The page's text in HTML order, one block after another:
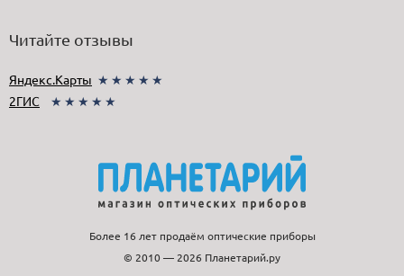
Читайте отзывы
Яндекс.Карты ★★★★★
2ГИС
★★★★★
Более 16 лет продаём оптические приборы
© 2010 — 2026 Планетарий.ру